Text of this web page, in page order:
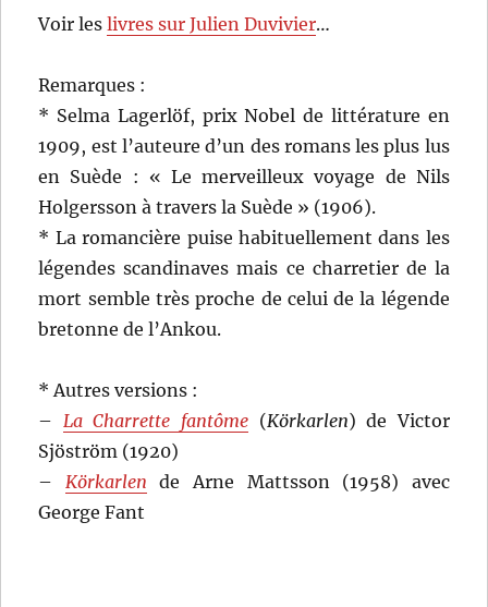
Voir leslivres sur Julien Duvivier…
Remarques :
* Selma Lagerlöf, prix Nobel de littérature en
1909, est l’auteure d’un des romans les plus lus
en Suède : « Le merveilleux voyage de Nils
Holgersson à travers la Suède » (1906).
* La romancière puise habituellement dans les
légendes scandinaves mais ce charretier de la
mort semble très proche de celui de la légende
bretonne de l’Ankou.
* Autres versions :
– La Charrette fantôme (Körkarlen) de Victor
Sjöström (1920)
– Körkarlen de Arne Mattsson (1958) avec
George Fant